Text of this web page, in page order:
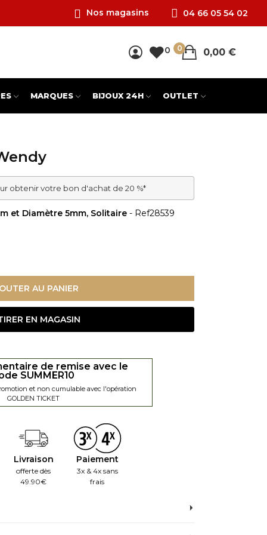
Nos magasins 04 66 05 54 02
0 0,00 €
0
MARQUES BIJOUX 24H OUTLET
obtenir votre bon d'achat de 20 %*
et Diamètre 5mm, Solitaire - Ref28539
AU PANIER
EN MAGASIN
de remise avec le
SUMMER10
et non cumulable avec l'opération
GOLDEN TICKET
Livraison
offerte dès
49.90€
Paiement
3x & 4x sans
frais